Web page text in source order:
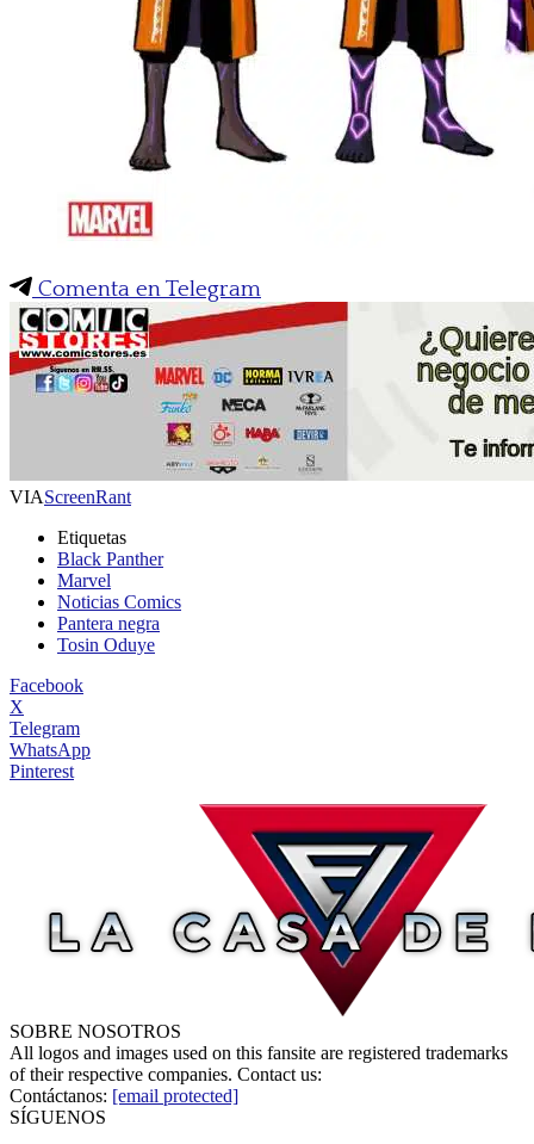
Comenta en Telegram
VIAScreenRant
Etiquetas
Black Panther
Marvel
Noticias Comics
Pantera negra
Tosin Oduye
Facebook
X
Telegram
WhatsApp
Pinterest
SOBRE NOSOTROS
All logos and images used on this fansite are registered trademarks
of their respective companies. Contact us:
Contáctanos: [email protected]
SÍGUENOS